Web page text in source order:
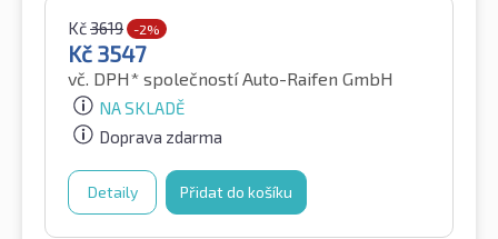
Kč3619 -2%
Kč 3547
vč. DPH* společností Auto-Raifen GmbH
NA SKLADĚ
Doprava zdarma
Detaily Přidat do košíku